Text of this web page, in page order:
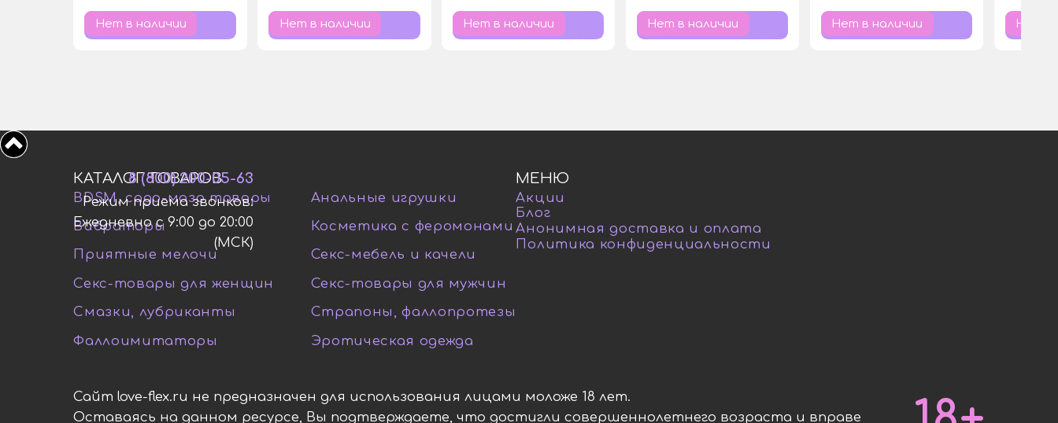
Нет в наличии Нет в наличии Нет в наличии Нет в наличии Нет в наличии Нет в
КАТАЛОГ ТОВАРОВ
BDSM, садо-мазо товары
Анальные игрушки
Вибраторы
Косметика с феромонами
Приятные мелочи
Секс-мебель и качели
Секс-товары для женщин
Секс-товары для мужчин
Смазки, лубриканты
Страпоны, фаллопротезы
Фаллоимитаторы
Эротическая одежда
МЕНЮ
Акции
Блог
Анонимная доставка и оплата
Политика конфиденциальности
8 (800) 200-05-63
Режим приема звонков:
Ежедневно с 9:00 до 20:00
(МСК)
Сайт love-flex.ru не предназначен для использования лицами моложе 18 лет.
Оставаясь на данном ресурсе, Вы подтверждаете, что достигли совершеннолетнего возраста и вправе